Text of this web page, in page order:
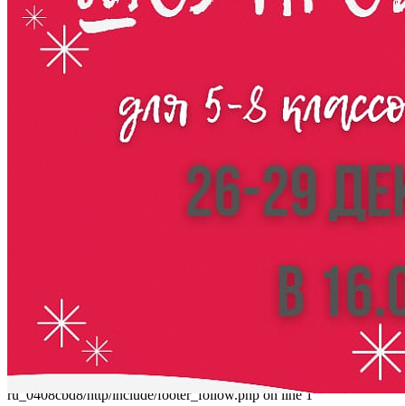
Наши контакты
236040,г. Калининград, ул. Сергеева 10
+7 (401) 253-45-55
dtdm39@mail.ru
Следуйте за нами
Parse error: syntax error, unexpected 'data' (T_STRING), expecting
']' in /home/virtwww/w_dvorec39-
ru_0408cbd8/http/include/footer_follow.php on line 1